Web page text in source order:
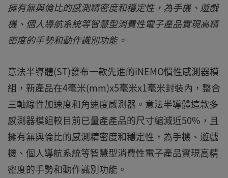
擁有無與倫比的感測精密度和穩定性，為手機、遊戲
機、個人導航系統等智慧型消費性電子產品實現高精
密度的手勢和動作識別功能。
意法半導體(ST)發布一款先進的iNEMO慣性感測器模
組，新產品在4毫米(mm)x5毫米x1毫米封裝內，整合
三軸線性加速度和角速度感測器。意法半導體這款多
感測器模組較目前已量產產品的尺寸縮減近50%，且
擁有無與倫比的感測精密度和穩定性，為手機、遊戲
機、個人導航系統等智慧型消費性電子產品實現高精
密度的手勢和動作識別功能。